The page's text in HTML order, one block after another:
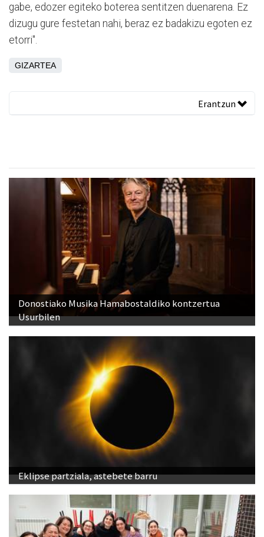
gabe, edozer egiteko boterea sentitzen duenarena. Ez
dizugu gure festetan nahi, beraz ez badakizu egoten ez
etorri".
GIZARTEA
Erantzun
Donostiako Musika Hamabostaldiko kontzertua
Usurbilen
Eklipse partziala, astebete barru